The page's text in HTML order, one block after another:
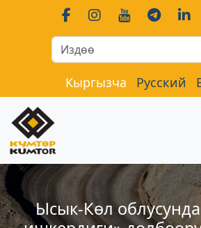
Кыргызча Русский
Ысык-Көл